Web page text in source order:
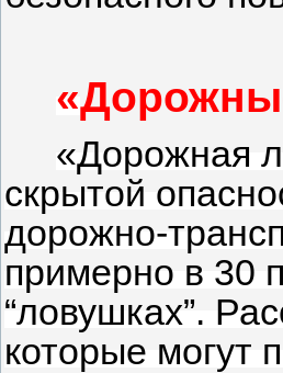
«
«Дорожная
скрытой
дорожно-
примерно в 30
“ловушках”.
которые могут